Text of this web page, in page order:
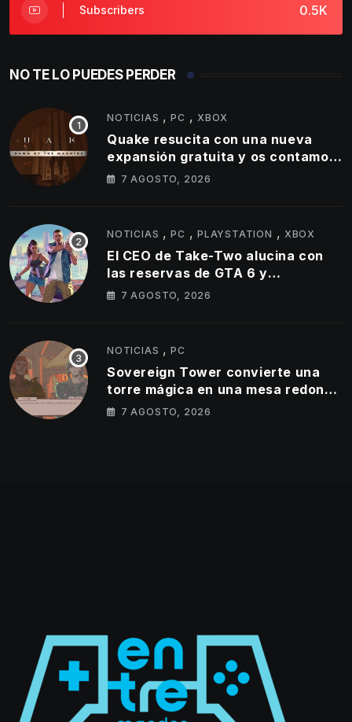
0.5K
Subscribers
NO TE LO PUEDES PERDER
NOTICIAS ,PC ,XBOX
Quake resucita con una nueva
expansión gratuita y os contamos
todos los detalles
7 AGOSTO, 2026
NOTICIAS ,PC ,PLAYSTATION , XBOX
El CEO de Take-Two alucina con
las reservas de GTA 6 y
actualizamos cifra de ventas de
7 AGOSTO, 2026
NOTICIAS ,PC
Sovereign Tower convierte una
torre mágica en una mesa redonda
llena de egos
7 AGOSTO, 2026